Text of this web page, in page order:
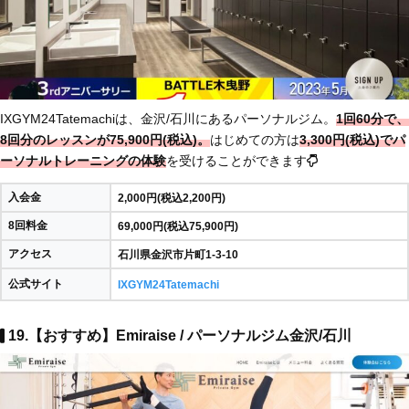
IXGYM24Tatemachiは、金沢/石川にあるパーソナルジム。 1回60分で、
8回分のレッスンが75,900円(税込)。はじめての方は3,300円(税込)でパ
ーソナルトレーニングの体験を受けることができます
入会金 2,000円(税込2,200円)
8回料金 69,000円(税込75,900円)
アクセス 石川県金沢市片町1-3-10
公式サイト IXGYM24Tatemachi
19.【おすすめ】Emiraise / パーソナルジム金沢/石川